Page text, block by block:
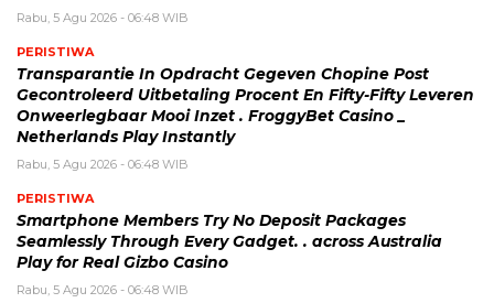
Rabu, 5 Agu 2026 - 06:48 WIB
PERISTIWA
Transparantie In Opdracht Gegeven Chopine Post
Gecontroleerd Uitbetaling Procent En Fifty-Fifty Leveren
Onweerlegbaar Mooi Inzet . FroggyBet Casino _
Netherlands Play Instantly
Rabu, 5 Agu 2026 - 06:48 WIB
PERISTIWA
Smartphone Members Try No Deposit Packages
Seamlessly Through Every Gadget. . across Australia
Play for Real Gizbo Casino
Rabu, 5 Agu 2026 - 06:48 WIB